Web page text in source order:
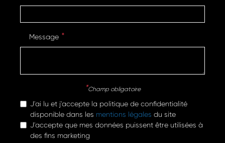
Message
Champ obligatoire
J'ai lu et j'accepte la politique de confidentialité
disponible dans les mentions légales du site
J'accepte que mes données puissent être utilisées à
des fins marketing